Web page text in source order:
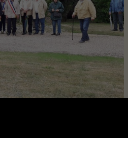
à se déplacer
et Loir.